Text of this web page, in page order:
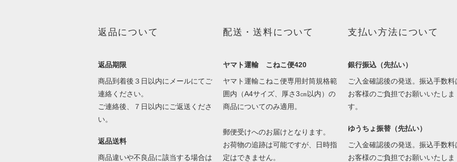
返品について
返品期限
商品到着後３日以内にメールにてご
連絡ください。
ご連絡後、７日以内にご返送くださ
い。
返品送料
商品違いや不良品に該当する場合は
配送・送料について
ヤマト運輸 こねこ便420
ヤマト運輸こねこ便専用封筒規格範
囲内（A4サイズ、厚さ3㎝以内）の
商品についてのみ適用。
郵便受けへのお届けとなります。
お荷物の追跡は可能ですが、日時指
定はできません。
支払い方法について
銀行振込（先払い）
ご入金確認後の発送。振込手数料
お客様のご負担でお願いいたしま
す。
ゆうちょ振替（先払い）
ご入金確認後の発送。振込手数料
お客様のご負担でお願いいたしま